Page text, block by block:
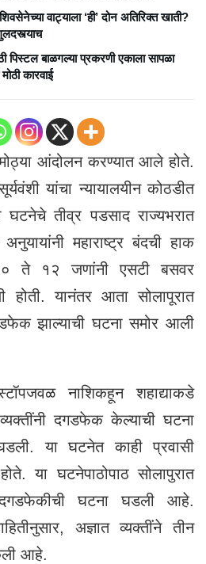
वाट्याला ‘ही’ दोन अतिरिक्त खाती?
बाळगल्या प्रकरणी एकाला सापळा
कारवाई
आंदोलन करण्यात आले होते.
यांचा न्यायालयीन कोठडीत
घटनेचे तीव्र पडसाद राज्यभरात
महाराष्ट्र बंदची हाक
ते १२ जणांनी एसटी बसवर
यानंतर आता सोलापूरात
झाल्याची घटना समोर आली
नाशिकहून शहाद्याकडे
दगडफेक केल्याची घटना
या घटनेत काही प्रवासी
या घटनेपाठोपाठ सोलापुरात
घटना घडली आहे.
अज्ञात व्यक्तींने तीन
आहे.